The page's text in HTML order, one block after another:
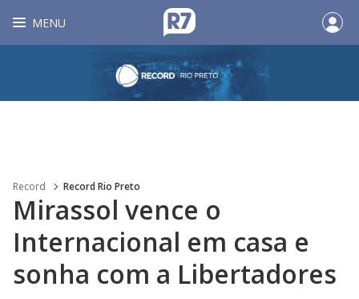
MENU
Record Record Rio Preto
Mirassol vence o
Internacional em casa e
sonha com a Libertadores